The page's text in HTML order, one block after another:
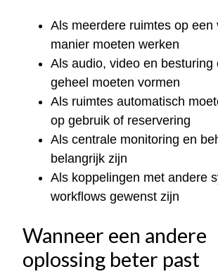
Als meerdere ruimtes op een
manier moeten werken
Als audio, video en besturing
geheel moeten vormen
Als ruimtes automatisch
op gebruik of reservering
Als centrale monitoring en
belangrijk zijn
Als koppelingen met andere
workflows gewenst zijn
Wanneer een andere
oplossing beter past